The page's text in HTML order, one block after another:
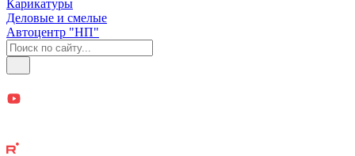
Карикатуры
Деловые и смелые
Автоцентр "НП"